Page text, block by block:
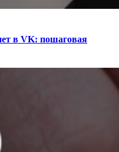
в VK: пошаговая